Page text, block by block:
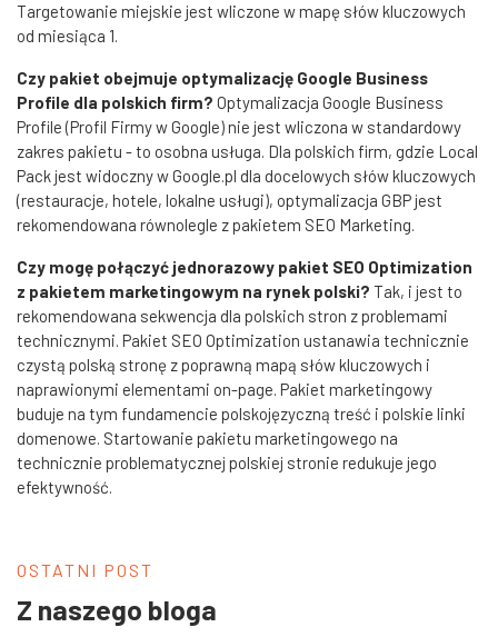
Targetowanie miejskie jest wliczone w mapę słów kluczowych
od miesiąca 1.
Czy pakiet obejmuje optymalizację Google Business
Profile dla polskich firm? Optymalizacja Google Business
Profile (Profil Firmy w Google) nie jest wliczona w standardowy
zakres pakietu - to osobna usługa. Dla polskich firm, gdzie Local
Pack jest widoczny w Google.pl dla docelowych słów kluczowych
(restauracje, hotele, lokalne usługi), optymalizacja GBP jest
rekomendowana równolegle z pakietem SEO Marketing.
Czy mogę połączyć jednorazowy pakiet SEO Optimization
z pakietem marketingowym na rynek polski? Tak, i jest to
rekomendowana sekwencja dla polskich stron z problemami
technicznymi. Pakiet SEO Optimization ustanawia technicznie
czystą polską stronę z poprawną mapą słów kluczowych i
naprawionymi elementami on-page. Pakiet marketingowy
buduje na tym fundamencie polskojęzyczną treść i polskie linki
domenowe. Startowanie pakietu marketingowego na
technicznie problematycznej polskiej stronie redukuje jego
efektywność.
OSTATNI POST
Z naszego bloga